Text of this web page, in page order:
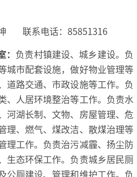
联系电话：85851316
负责村镇建设、城乡建设。负
城市配套设施，做好物业管理等
道路交通、市政设施等工作。负
、人居环境整治等工作。负责水
河湖长制、文物、房屋管理、危
理、燃气、煤改洁、散煤治理等
理工作。负责治污减霾、扬尘防
生态环保工作。负责城乡居民厕
公厕建设、管理和维护工作。负